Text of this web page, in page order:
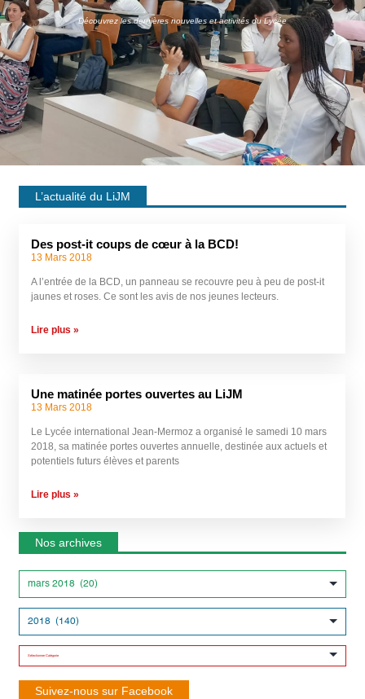
Découvrez les dernières nouvelles et activités du Lycée
L’actualité du LiJM
Des post-it coups de cœur à la BCD!
13 Mars 2018
A l’entrée de la BCD, un panneau se recouvre peu à peu de post-it
jaunes et roses. Ce sont les avis de nos jeunes lecteurs.
Lire plus »
Une matinée portes ouvertes au LiJM
13 Mars 2018
Le Lycée international Jean-Mermoz a organisé le samedi 10 mars
2018, sa matinée portes ouvertes annuelle, destinée aux actuels et
potentiels futurs élèves et parents
Lire plus »
Nos archives
Suivez-nous sur Facebook